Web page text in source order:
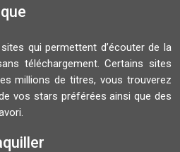
qui permettent d’écouter de la
téléchargement. Certains sites
millions de titres, vous trouverez
vos stars préférées ainsi que des